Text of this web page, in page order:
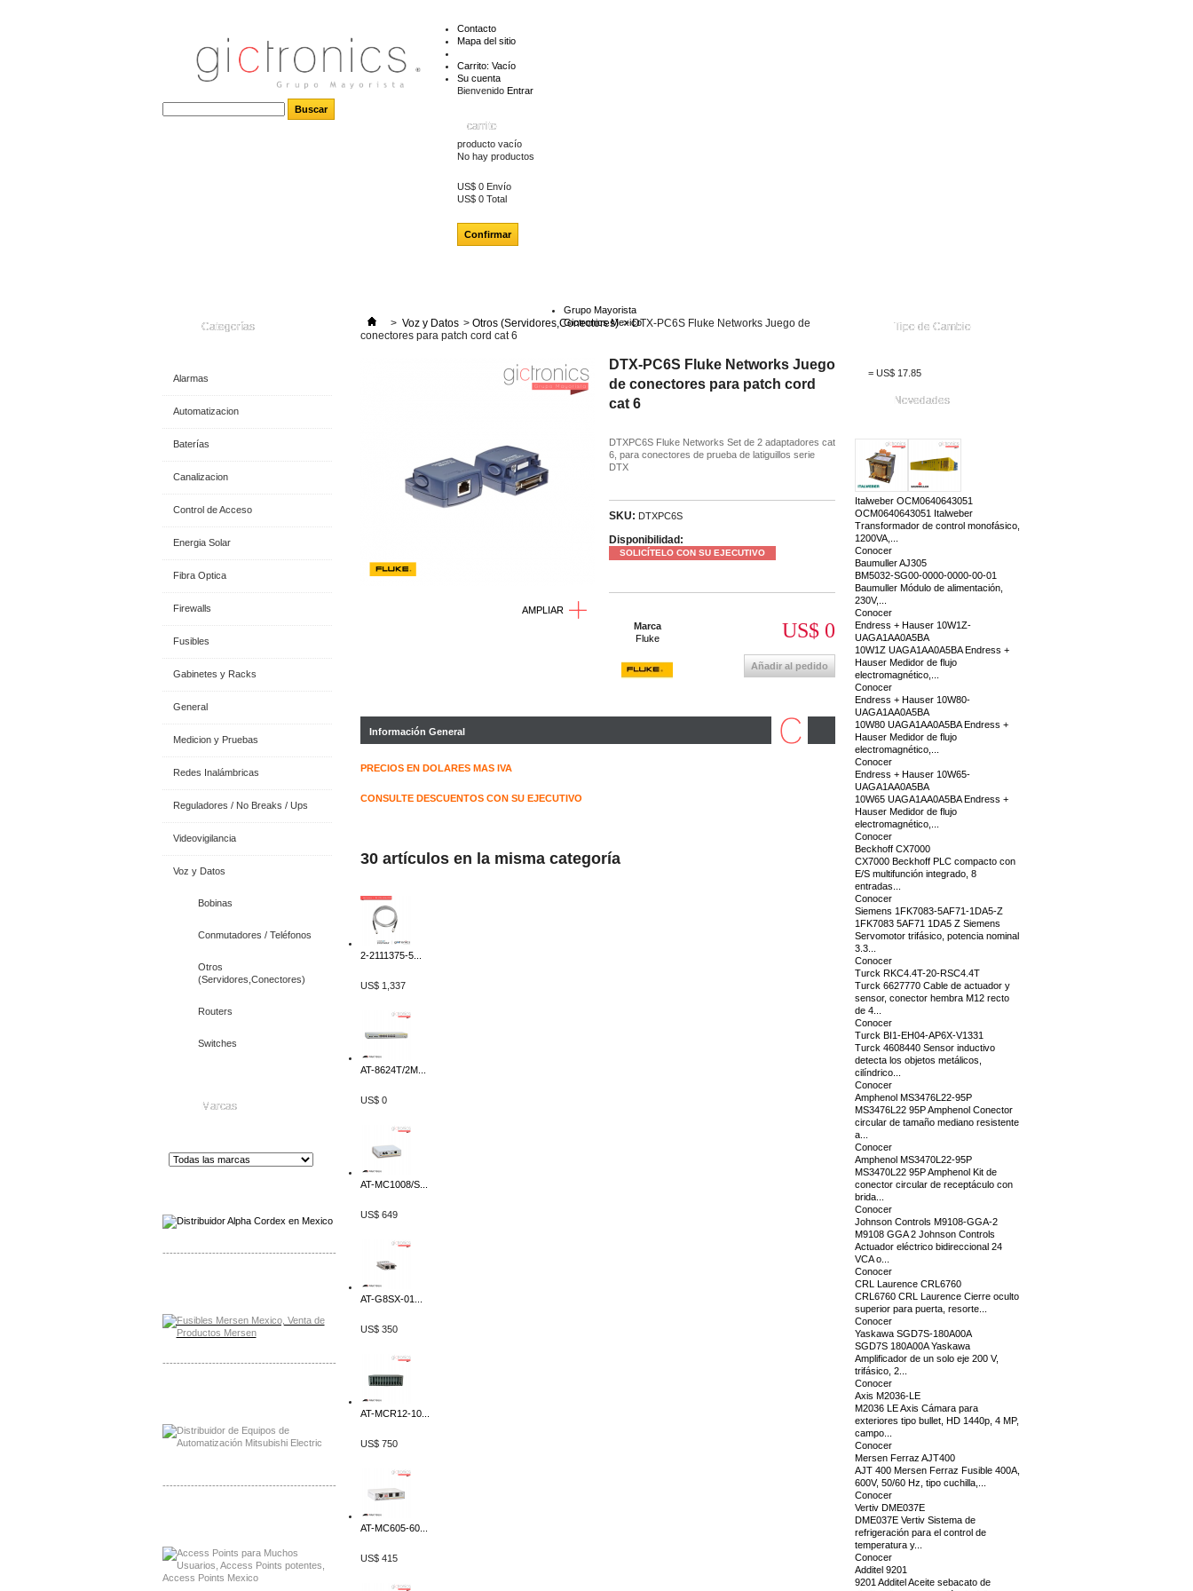
Contacto
Mapa del sitio
Carrito: Vacío
Su cuenta
Bienvenido Entrar
carrito
producto vacío
No hay productos
US$ 0 Envío
US$ 0 Total
Confirmar
Grupo Mayorista
Gictronics Mexico
Categorías
Alarmas
Automatizacion
Baterías
Canalizacion
Control de Acceso
Energia Solar
Fibra Optica
Firewalls
Fusibles
Gabinetes y Racks
General
Medicion y Pruebas
Redes Inalámbricas
Reguladores / No Breaks / Ups
Videovigilancia
Voz y Datos
Bobinas
Conmutadores / Teléfonos
Otros
(Servidores,Conectores)
Routers
Switches
Marcas
-------------------------------------------------
-------------------------------------------------
-------------------------------------------------
> Voz y Datos > Otros (Servidores,Conectores) > DTX-PC6S Fluke Networks Juego de
conectores para patch cord cat 6
AMPLIAR
DTX-PC6S Fluke Networks Juego
de conectores para patch cord
cat 6
DTXPC6S Fluke Networks Set de 2 adaptadores cat
6, para conectores de prueba de latiguillos serie
DTX
SKU: DTXPC6S
Disponibilidad:
SOLICÍTELO CON SU EJECUTIVO
US$ 0
Añadir al pedido
Marca
Fluke
Información General
PRECIOS EN DOLARES MAS IVA
CONSULTE DESCUENTOS CON SU EJECUTIVO
30 artículos en la misma categoría
2-2111375-5...
US$ 1,337
AT-8624T/2M...
US$ 0
AT-MC1008/S...
US$ 649
AT-G8SX-01...
US$ 350
AT-MCR12-10...
US$ 750
AT-MC605-60...
US$ 415
Tipo de Cambio
= US$17.85
Novedades
Italweber OCM0640643051
OCM0640643051 Italweber
Transformador de control monofásico,
1200VA,...
Conocer
Baumuller AJ305
BM5032-SG00-0000-0000-00-01
Baumuller Módulo de alimentación,
230V,...
Conocer
Endress + Hauser 10W1Z-
UAGA1AA0A5BA
10W1Z UAGA1AA0A5BA Endress +
Hauser Medidor de flujo
electromagnético,...
Conocer
Endress + Hauser 10W80-
UAGA1AA0A5BA
10W80 UAGA1AA0A5BA Endress +
Hauser Medidor de flujo
electromagnético,...
Conocer
Endress + Hauser 10W65-
UAGA1AA0A5BA
10W65 UAGA1AA0A5BA Endress +
Hauser Medidor de flujo
electromagnético,...
Conocer
Beckhoff CX7000
CX7000 Beckhoff PLC compacto con
E/S multifunción integrado, 8
entradas...
Conocer
Siemens 1FK7083-5AF71-1DA5-Z
1FK7083 5AF71 1DA5 Z Siemens
Servomotor trifásico, potencia nominal
3.3...
Conocer
Turck RKC4.4T-20-RSC4.4T
Turck 6627770 Cable de actuador y
sensor, conector hembra M12 recto
de 4...
Conocer
Turck BI1-EH04-AP6X-V1331
Turck 4608440 Sensor inductivo
detecta los objetos metálicos,
cilíndrico...
Conocer
Amphenol MS3476L22-95P
MS3476L22 95P Amphenol Conector
circular de tamaño mediano resistente
a...
Conocer
Amphenol MS3470L22-95P
MS3470L22 95P Amphenol Kit de
conector circular de receptáculo con
brida...
Conocer
Johnson Controls M9108-GGA-2
M9108 GGA 2 Johnson Controls
Actuador eléctrico bidireccional 24
VCA o...
Conocer
CRL Laurence CRL6760
CRL6760 CRL Laurence Cierre oculto
superior para puerta, resorte...
Conocer
Yaskawa SGD7S-180A00A
SGD7S 180A00A Yaskawa
Amplificador de un solo eje 200 V,
trifásico, 2...
Conocer
Axis M2036-LE
M2036 LE Axis Cámara para
exteriores tipo bullet, HD 1440p, 4 MP,
campo...
Conocer
Mersen Ferraz AJT400
AJT 400 Mersen Ferraz Fusible 400A,
600V, 50/60 Hz, tipo cuchilla,...
Conocer
Vertiv DME037E
DME037E Vertiv Sistema de
refrigeración para el control de
temperatura y...
Conocer
Additel 9201
9201 Additel Aceite sebacato de